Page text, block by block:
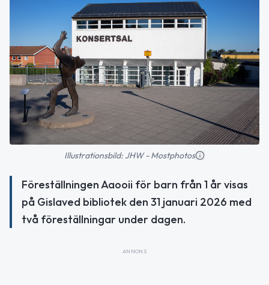
Illustrationsbild: JHW - Mostphotos
Föreställningen Aaooii för barn från 1 år visas
på Gislaved bibliotek den 31 januari 2026 med
två föreställningar under dagen.
ANNONS